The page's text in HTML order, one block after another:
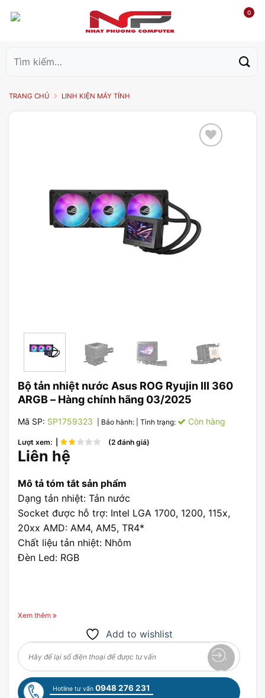
0
kiếm:
TRANG CHỦ LINH KIỆN MÁY TÍNH
Bộ tản nhiệt nước Asus ROG Ryujin III 360
ARGB – Hàng chính hãng 03/2025
Mã SP: SP1759323 | Bảo hành: | Tình trạng: Còn hàng
Lượt xem: | (2 đánh giá)
Liên hệ
Mô tả tóm tắt sản phẩm
Dạng tản nhiệt: Tản nước
Socket được hỗ trợ: Intel LGA 1700, 1200, 115x,
20xx AMD: AM4, AM5, TR4*
Chất liệu tản nhiệt: Nhôm
Đèn Led: RGB
Xem thêm
Add to wishlist
Hotline tư vấn 0948 276 231